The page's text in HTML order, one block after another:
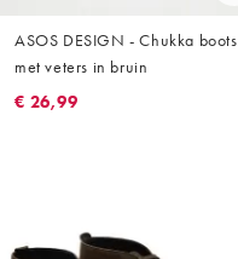
ASOS DESIGN - Chukka boots
met veters in bruin
€ 26,99